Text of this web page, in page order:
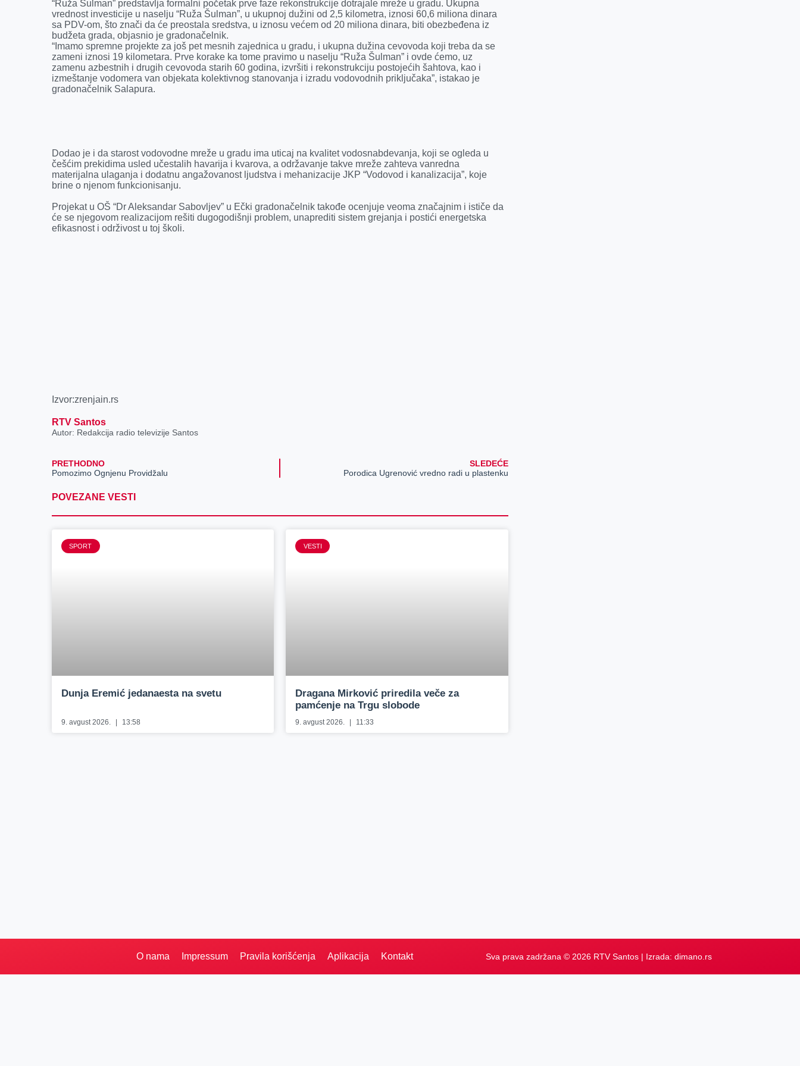
“Ruža Šulman” predstavlja formalni početak prve faze rekonstrukcije dotrajale mreže u gradu. Ukupna
vrednost investicije u naselju “Ruža Šulman”, u ukupnoj dužini od 2,5 kilometra, iznosi 60,6 miliona dinara
sa PDV-om, što znači da će preostala sredstva, u iznosu većem od 20 miliona dinara, biti obezbeđena iz
budžeta grada, objasnio je gradonačelnik.
“Imamo spremne projekte za još pet mesnih zajednica u gradu, i ukupna dužina cevovoda koji treba da se
zameni iznosi 19 kilometara. Prve korake ka tome pravimo u naselju “Ruža Šulman” i ovde ćemo, uz
zamenu azbestnih i drugih cevovoda starih 60 godina, izvršiti i rekonstrukciju postojećih šahtova, kao i
izmeštanje vodomera van objekata kolektivnog stanovanja i izradu vodovodnih priključaka”, istakao je
gradonačelnik Salapura.
Dodao je i da starost vodovodne mreže u gradu ima uticaj na kvalitet vodosnabdevanja, koji se ogleda u
češćim prekidima usled učestalih havarija i kvarova, a održavanje takve mreže zahteva vanredna
materijalna ulaganja i dodatnu angažovanost ljudstva i mehanizacije JKP “Vodovod i kanalizacija”, koje
brine o njenom funkcionisanju.
Projekat u OŠ “Dr Aleksandar Sabovljev” u Ečki gradonačelnik takođe ocenjuje veoma značajnim i ističe da
će se njegovom realizacijom rešiti dugogodišnji problem, unaprediti sistem grejanja i postići energetska
efikasnost i održivost u toj školi.
Izvor:zrenjain.rs
RTV Santos
Autor: Redakcija radio televizije Santos
PRETHODNO
Pomozimo Ognjenu Providžalu
SLEDEĆE
Porodica Ugrenović vredno radi u plastenku
POVEZANE VESTI
SPORT
Dunja Eremić jedanaesta na svetu
9. avgust 2026. 13:58
VESTI
Dragana Mirković priredila veče za
pamćenje na Trgu slobode
9. avgust 2026. 11:33
O nama Impressum Pravila korišćenja Aplikacija Kontakt Sva prava zadržana © 2026 RTV Santos | Izrada: dimano.rs